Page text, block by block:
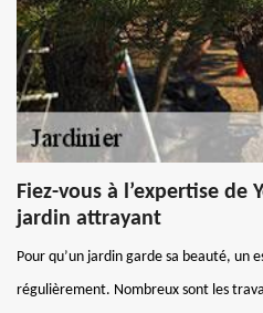
Fiez-vous à l’expertise de
jardin attrayant
Pour qu’un jardin garde sa beauté, un
régulièrement. Nombreux sont les